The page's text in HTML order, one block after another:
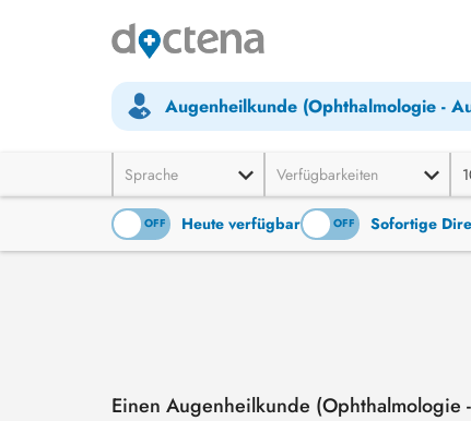
Augenheilkunde (Ophthalmologie -
Sprache Verfügbarkeiten
OFF Heute verfügbar
ON OFF Sofortige
Einen Augenheilkunde